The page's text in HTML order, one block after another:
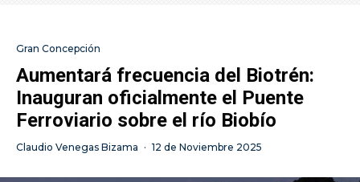
Gran Concepción
Aumentará frecuencia del Biotrén:
Inauguran oficialmente el Puente
Ferroviario sobre el río Biobío
Claudio Venegas Bizama · 12 de Noviembre 2025